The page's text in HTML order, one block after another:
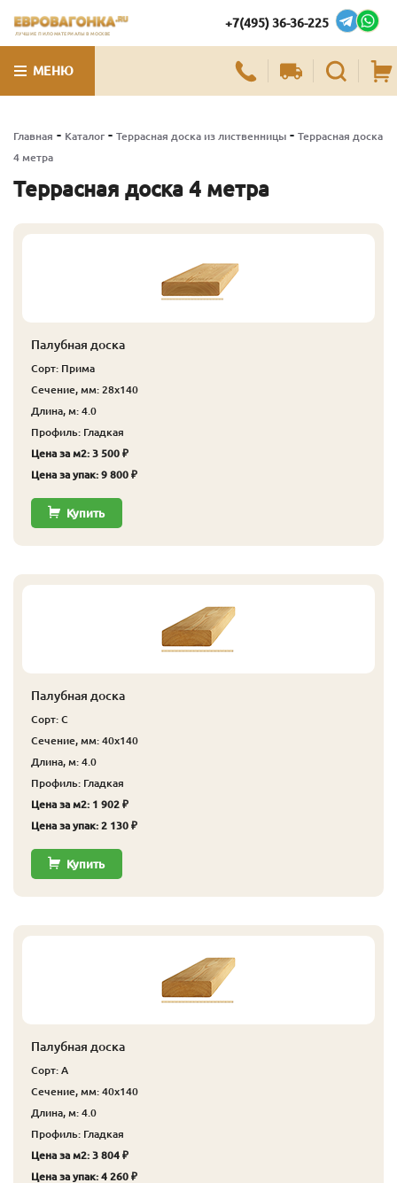
ЛУЧШИЕ ПИЛОМАТЕРИАЛЫ В МОСКВЕ
+7(495) 36-36-225
МЕНЮ
Главная - Каталог - Террасная доска из лиственницы - Террасная доска
4 метра
Террасная доска 4 метра
Палубная доска
Сорт: Прима
Сечение, мм: 28x140
Длина, м: 4.0
Профиль: Гладкая
Цена за м2: 3 500 ₽
Цена за упак: 9 800 ₽
Купить
Палубная доска
Сорт: С
Сечение, мм: 40x140
Длина, м: 4.0
Профиль: Гладкая
Цена за м2: 1 902 ₽
Цена за упак: 2 130 ₽
Купить
Палубная доска
Сорт: А
Сечение, мм: 40x140
Длина, м: 4.0
Профиль: Гладкая
Цена за м2: 3 804 ₽
Цена за упак: 4 260 ₽